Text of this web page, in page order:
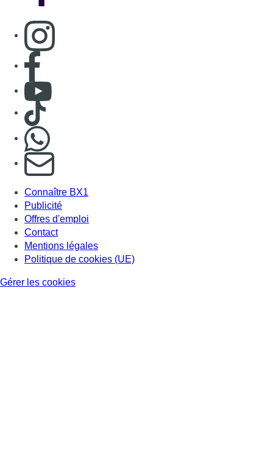
Consulter page Instagram
Consulter page Facebook
Consulter Youtube
Consulter TikTok
S'abonner à notre newsletter
Connaître BX1
Publicité
Offres d'emploi
Contact
Mentions légales
Politique de cookies (UE)
Gérer les cookies